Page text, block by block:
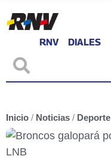
RNV DIALES
Inicio / Noticias / Deporte